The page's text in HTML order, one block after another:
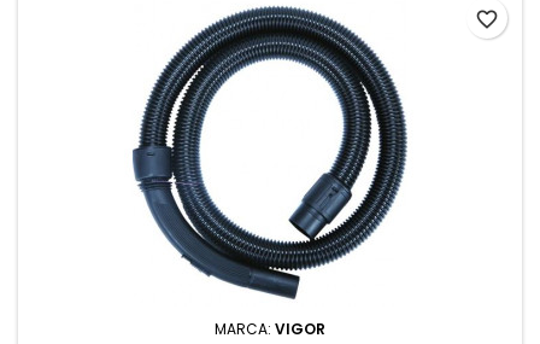
MARCA: VIGOR
favorite_border